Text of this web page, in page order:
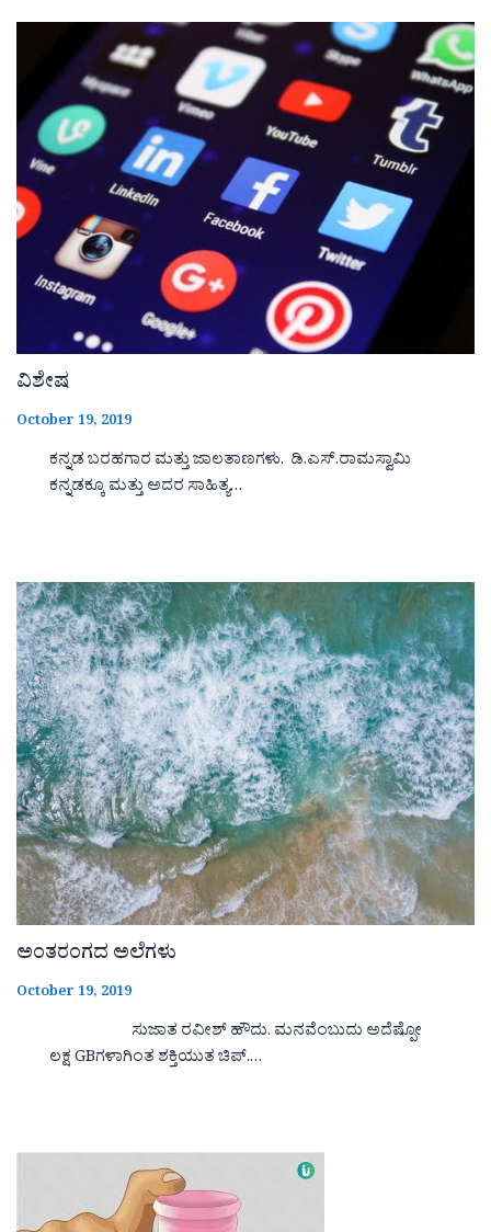
ವಿಶೇಷ
October 19, 2019
ಕನ್ನಡ ಬರಹಗಾರ ಮತ್ತು ಜಾಲತಾಣಗಳು. ಡಿ.ಎಸ್.ರಾಮಸ್ವಾಮಿ
ಕನ್ನಡಕ್ಕೂ ಮತ್ತು ಅದರ ಸಾಹಿತ್ಯ…
ಅಂತರಂಗದ ಅಲೆಗಳು
October 19, 2019
ಸುಜಾತ ರವೀಶ್ ಹೌದು. ಮನವೆಂಬುದು ಅದೆಷ್ಪೋ
ಲಕ್ಷ GBಗಳಾಗಿಂತ ಶಕ್ತಿಯುತ ಚಿಪ್.…